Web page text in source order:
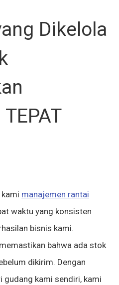
Dikelola
manajemen rantai
waktu yang konsisten
bisnis kami.
bahwa ada stok
dikirim. Dengan
gudang kami sendiri, kami